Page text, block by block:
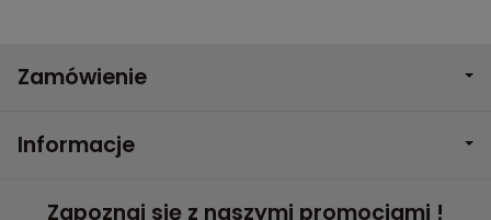
Zamówienie
Informacje
Zapoznaj się z naszymi promocjami !